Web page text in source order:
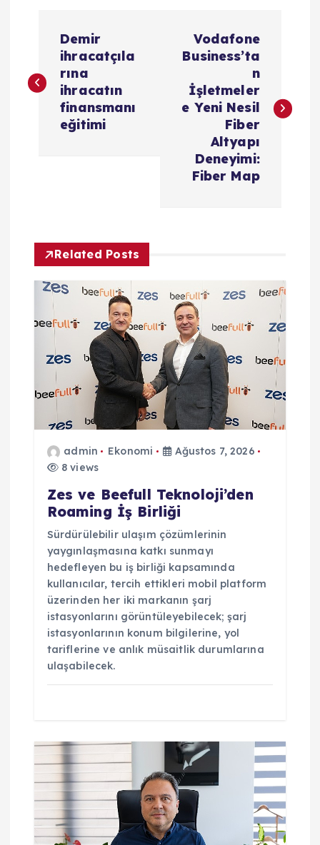
z
z
s
Demir
ihracatçıla
rına
ihracatın
finansmanı
eğitimi
Vodafone
Business’ta
n
İşletmeler
e Yeni Nesil
Fiber
Altyapı
Deneyimi:
Fiber Map
Related Posts
admin Ekonomi
Ağustos 7, 2026
8 views
Zes ve Beefull Teknoloji’den
Roaming İş Birliği
Sürdürülebilir ulaşım çözümlerinin
yaygınlaşmasına katkı sunmayı
hedefleyen bu iş birliği kapsamında
kullanıcılar, tercih ettikleri mobil platform
üzerinden her iki markanın şarj
istasyonlarını görüntüleyebilecek; şarj
istasyonlarının konum bilgilerine, yol
tariflerine ve anlık müsaitlik durumlarına
ulaşabilecek.